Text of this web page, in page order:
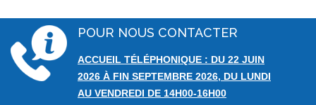
POUR NOUS CONTACTER
ACCUEIL TÉLÉPHONIQUE : DU 22 JUIN
2026 À FIN SEPTEMBRE 2026, DU LUNDI
AU VENDREDI DE 14H00-16H00